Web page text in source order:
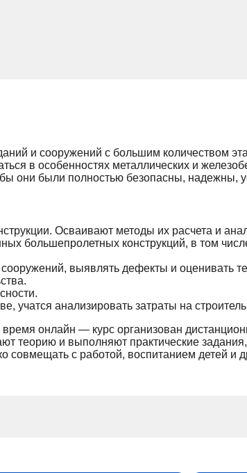
и сооружений с большим количеством
в особенностях металлических и
они были полностью безопасны, надежны,
Осваивают методы их расчета и
большепролетных конструкций, в том
выявлять дефекты и оценивать
учатся анализировать затраты на
онлайн — курс организован
теорию и выполняют практические
с работой, воспитанием детей и